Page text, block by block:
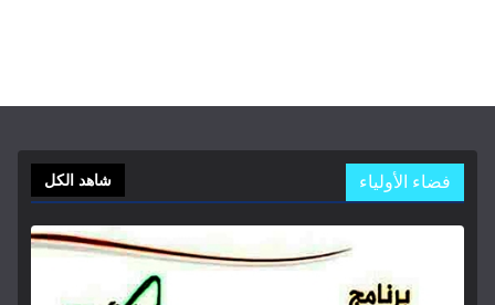
فضاء الأولياء شاهد الكل